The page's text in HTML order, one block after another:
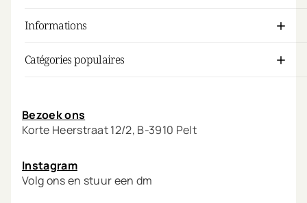
Informations
Catégories populaires
Bezoek ons
Korte Heerstraat 12/2, B-3910 Pelt
Instagram
Volg ons en stuur een dm